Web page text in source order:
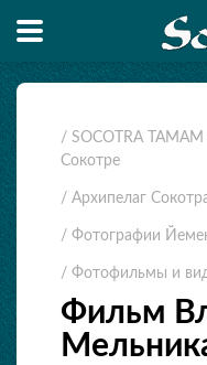
/ SOCOTRA
Сокотре
/ Архипелаг
/ Фотографии
/ Фотофильмы и
Фильм